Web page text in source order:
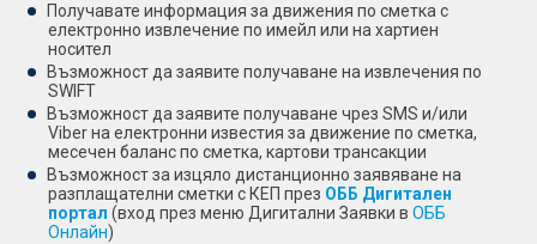
Получавате информация за движения по сметка с
електронно извлечение по имейл или на хартиен
носител
Възможност да заявите получаване на извлечения по
SWIFT
Възможност да заявите получаване чрез SMS и/или
Viber на електронни известия за движение по сметка,
месечен баланс по сметка, картови трансакции
Възможност за изцяло дистанционно заявяване на
разплащателни сметки с КЕП през ОББ Дигитален
портал (вход през меню Дигитални Заявки в ОББ
Онлайн)